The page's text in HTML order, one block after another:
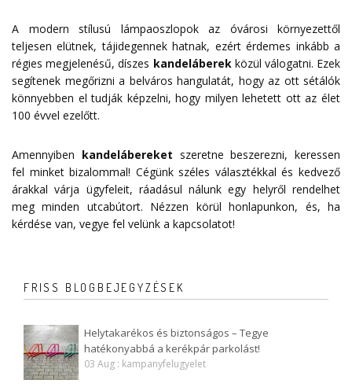
A modern stílusú lámpaoszlopok az óvárosi környezettől
teljesen elütnek, tájidegennek hatnak, ezért érdemes inkább a
régies megjelenésű, díszes kandeláberekközül válogatni. Ezek
segítenek megőrizni a belváros hangulatát, hogy az ott sétálók
könnyebben el tudják képzelni, hogy milyen lehetett ott az élet
100 évvel ezelőtt.
Amennyiben kandelábereket szeretne beszerezni, keressen
fel minket bizalommal! Cégünk széles választékkal és kedvező
árakkal várja ügyfeleit, ráadásul nálunk egy helyről rendelhet
meg minden utcabútort. Nézzen körül honlapunkon, és, ha
kérdése van, vegye fel velünk a kapcsolatot!
FRISS BLOGBEJEGYZÉSEK
Helytakarékos és biztonságos – Tegye
hatékonyabbá a kerékpár parkolást!
03 Aug : kampanyfelugyelet